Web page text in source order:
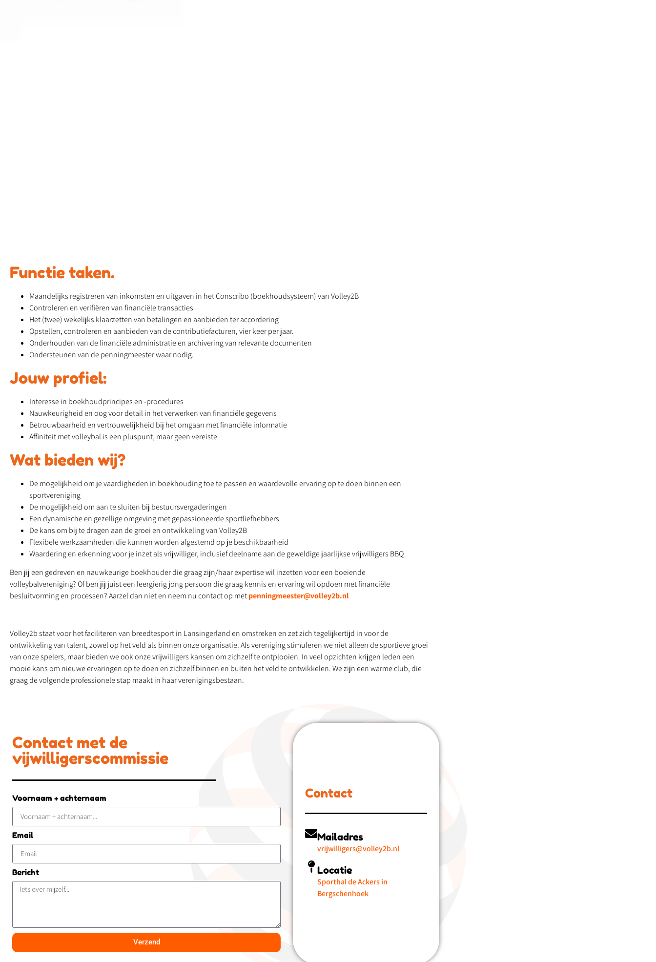
Functie taken.
Maandelijks registreren van inkomsten en uitgaven in het Conscribo (boekhoudsysteem) van Volley2B
Controleren en verifiëren van financiële transacties
Het (twee) wekelijks klaarzetten van betalingen en aanbieden ter accordering
Opstellen, controleren en aanbieden van de contributiefacturen, vier keer per jaar.
Onderhouden van de financiële administratie en archivering van relevante documenten
Ondersteunen van de penningmeester waar nodig.
Jouw profiel:
Interesse in boekhoudprincipes en -procedures
Nauwkeurigheid en oog voor detail in het verwerken van financiële gegevens
Betrouwbaarheid en vertrouwelijkheid bij het omgaan met financiële informatie
Affiniteit met volleybal is een pluspunt, maar geen vereiste
Wat bieden wij?
De mogelijkheid om je vaardigheden in boekhouding toe te passen en waardevolle ervaring op te doen binnen een
sportvereniging
De mogelijkheid om aan te sluiten bij bestuursvergaderingen
Een dynamische en gezellige omgeving met gepassioneerde sportliefhebbers
De kans om bij te dragen aan de groei en ontwikkeling van Volley2B
Flexibele werkzaamheden die kunnen worden afgestemd op je beschikbaarheid
Waardering en erkenning voor je inzet als vrijwilliger, inclusief deelname aan de geweldige jaarlijkse vrijwilligers BBQ
Ben jij een gedreven en nauwkeurige boekhouder die graag zijn/haar expertise wil inzetten voor een boeiende
volleybalvereniging? Of ben jij juist een leergierig jong persoon die graag kennis en ervaring wil opdoen met financiële
besluitvorming en processen? Aarzel dan niet en neem nu contact op metpenningmeester@volley2b.nl
Volley2b staat voor het faciliteren van breedtesport in Lansingerland en omstreken en zet zich tegelijkertijd in voor de
ontwikkeling van talent, zowel op het veld als binnen onze organisatie. Als vereniging stimuleren we niet alleen de sportieve groei
van onze spelers, maar bieden we ook onze vrijwilligers kansen om zichzelf te ontplooien. In veel opzichten krijgen leden een
mooie kans om nieuwe ervaringen op te doen en zichzelf binnen en buiten het veld te ontwikkelen. We zijn een warme club, die
graag de volgende professionele stap maakt in haar verenigingsbestaan.
Contact met de
vijwilligerscommissie
Voornaam + achternaam
Email
Bericht
Verzend
Contact
Mailadres
vrijwilligers@volley2b.nl
Locatie
Sporthal de Ackers in
Bergschenhoek